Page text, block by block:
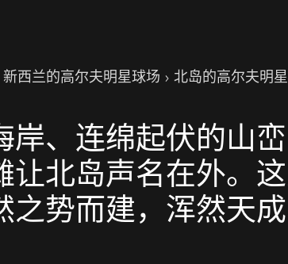
新西兰的高尔夫明星球场 北岛的高尔夫明
岸、连绵起伏的山
让北岛声名在外。
之势而建，浑然天